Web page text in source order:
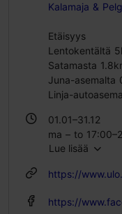
Kalamaja &
Etäisyys
Lentokentältä
Satamasta
Juna-asemalta
Linja-
01.01–31.12
ma – to
pe – la
Lue lisää
https://
https://